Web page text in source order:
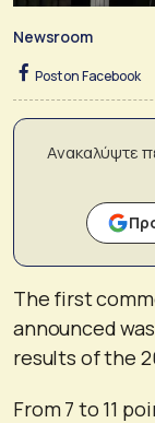
Newsroom
Post on Facebook
Ανακαλύψτε
The first
announced
results of the
From 7 to 11